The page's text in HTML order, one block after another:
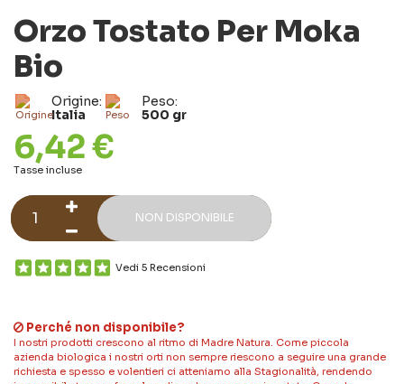
Orzo Tostato Per Moka
Bio
Origine:
Italia
Peso:
500 gr
6,42 €
Tasse incluse
NON DISPONIBILE
Vedi 5 Recensioni
Perché non disponibile?
I nostri prodotti crescono al ritmo di Madre Natura. Come piccola
azienda biologica i nostri orti non sempre riescono a seguire una grande
richiesta e spesso e volentieri ci atteniamo alla Stagionalità, rendendo